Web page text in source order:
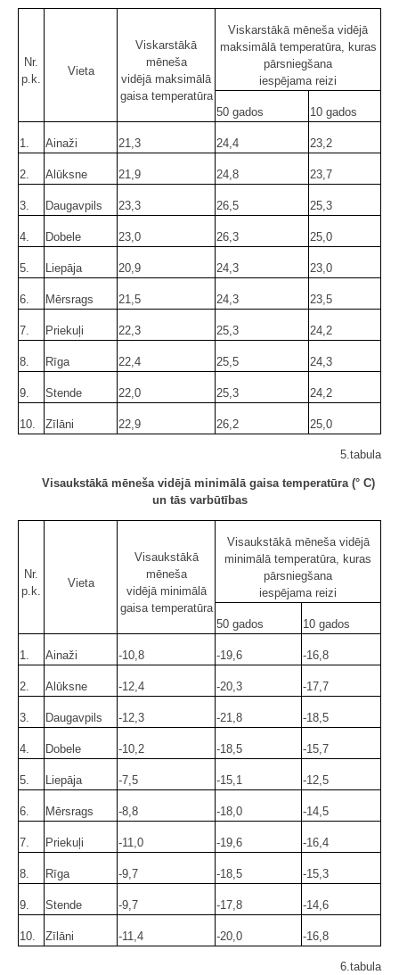
Nr.
p.k.
Vieta
Viskarstākā
mēneša
vidējā maksimālā
gaisa temperatūra
Viskarstākā mēneša vidējā
maksimālā temperatūra, kuras
pārsniegšana
iespējama reizi
50 gados 10 gados
1. Ainaži 21,3 24,4 23,2
2. Alūksne 21,9 24,8 23,7
3. Daugavpils 23,3 26,5 25,3
4. Dobele 23,0 26,3 25,0
5. Liepāja 20,9 24,3 23,0
6. Mērsrags 21,5 24,3 23,5
7. Priekuļi 22,3 25,3 24,2
8. Rīga 22,4 25,5 24,3
9. Stende 22,0 25,3 24,2
10. Zīlāni 22,9 26,2 25,0
5.tabula
Visaukstākā mēneša vidējā minimālā gaisa temperatūra (° C)
un tās varbūtības
Nr.
p.k.
Vieta
Visaukstākā
mēneša
vidējā minimālā
gaisa temperatūra
Visaukstākā mēneša vidējā
minimālā temperatūra, kuras
pārsniegšana
iespējama reizi
50 gados 10 gados
1. Ainaži -10,8 -19,6 -16,8
2. Alūksne -12,4 -20,3 -17,7
3. Daugavpils -12,3 -21,8 -18,5
4. Dobele -10,2 -18,5 -15,7
5. Liepāja -7,5 -15,1 -12,5
6. Mērsrags -8,8 -18,0 -14,5
7. Priekuļi -11,0 -19,6 -16,4
8. Rīga -9,7 -18,5 -15,3
9. Stende -9,7 -17,8 -14,6
10. Zīlāni -11,4 -20,0 -16,8
6.tabula